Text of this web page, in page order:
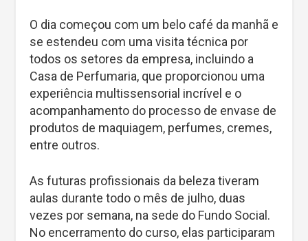
O dia começou com um belo café da manhã e
se estendeu com uma visita técnica por
todos os setores da empresa, incluindo a
Casa de Perfumaria, que proporcionou uma
experiência multissensorial incrível e o
acompanhamento do processo de envase de
produtos de maquiagem, perfumes, cremes,
entre outros.
As futuras profissionais da beleza tiveram
aulas durante todo o mês de julho, duas
vezes por semana, na sede do Fundo Social.
No encerramento do curso, elas participaram